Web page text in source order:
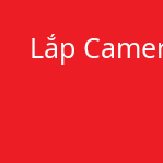
Lắp